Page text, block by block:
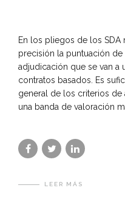
En los pliegos de los
precisión la puntuación
adjudicación que se van a
contratos basados. Es
general de los criterios de
una banda de valoración
LEER MÁS